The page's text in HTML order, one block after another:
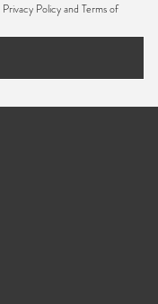
Privacy Policyand Terms of